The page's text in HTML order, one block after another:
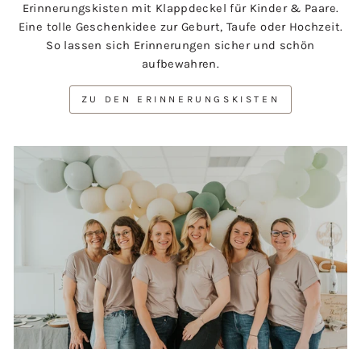
Erinnerungskisten mit Klappdeckel für Kinder & Paare.
Eine tolle Geschenkidee zur Geburt, Taufe oder Hochzeit.
So lassen sich Erinnerungen sicher und schön
aufbewahren.
ZU DEN ERINNERUNGSKISTEN